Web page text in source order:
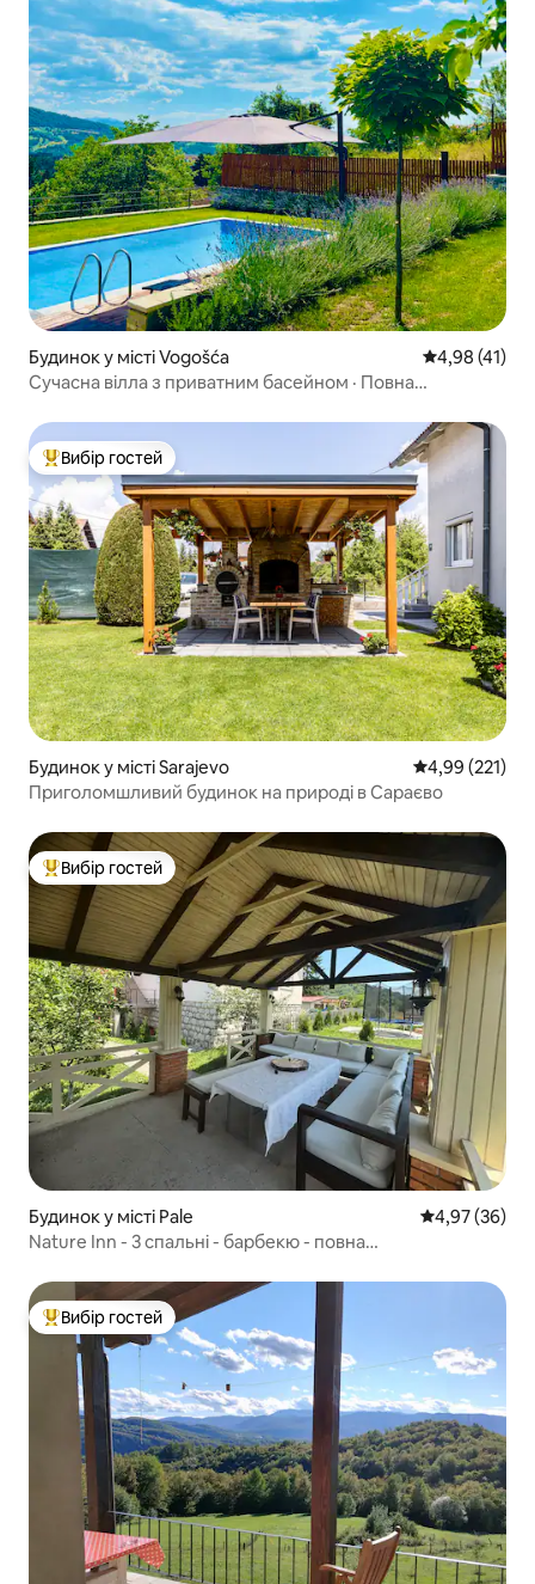
Будинок у місті Vogošća Середня
4,98 (41)
Сучасна вілла з приватним басейном · Повна
Топ вибір гостей
Вибір гостей
Будинок у місті Sarajevo Середня
4,99 (221)
Приголомшливий будинок на природі в Сараєво
Топ вибір гостей
Вибір гостей
Будинок у місті Pale Середня
4,97 (36)
Nature Inn - 3 спальні - барбекю - повна
Топ вибір гостей
Вибір гостей